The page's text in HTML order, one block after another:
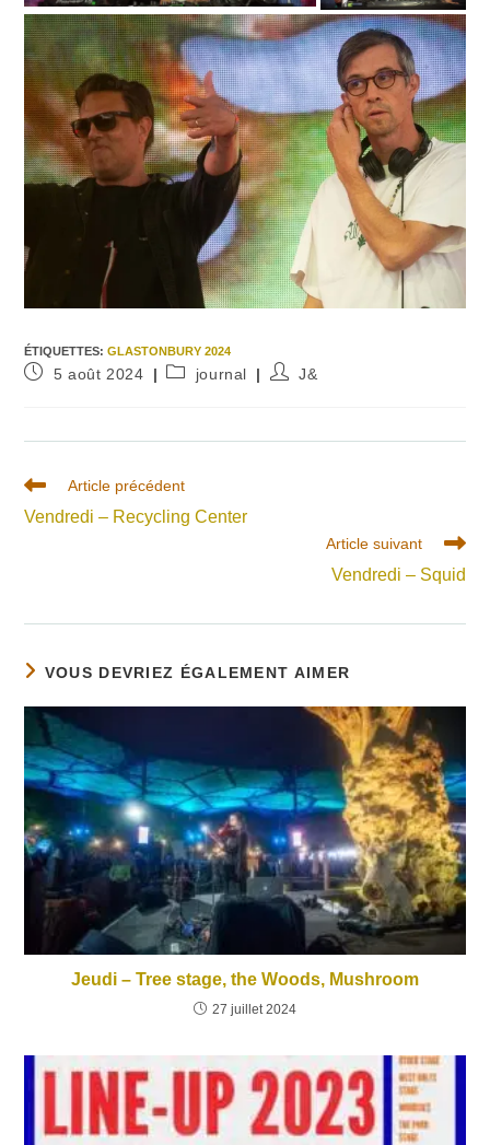
ÉTIQUETTES:GLASTONBURY 2024
Publication
5 août 2024
Postjournal
Auteur/autrice
J&
Read
articles
Article précédent
Vendredi – Recycling Center
Article suivant
Vendredi – Squid
VOUS DEVRIEZ ÉGALEMENT AIMER
Jeudi – Tree stage, the Woods, Mushroom
27 juillet 2024